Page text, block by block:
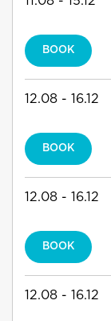
BOOK
12.08 - 16.12
BOOK
12.08 - 16.12
BOOK
12.08 - 16.12